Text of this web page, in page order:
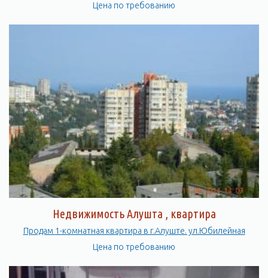
Цена по требованию
Недвижимость Алушта , квартира
Продам 1-комнатная квартира в г.Алуште. ул.Юбилейная
Цена по требованию